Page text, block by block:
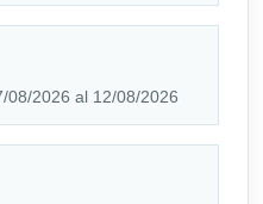
08/2026 al 12/08/2026